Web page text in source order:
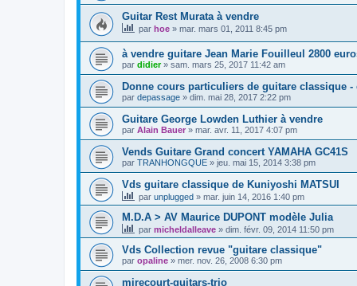
Guitar Rest Murata à vendre
par hoe » mar. mars 01, 2011 8:45 pm
à vendre guitare Jean Marie Fouilleul 2800
par didier» sam. mars 25, 2017 11:42 am
Donne cours particuliers de guitare classique -
par depassage » dim. mai 28, 2017 2:22 pm
Guitare George Lowden Luthier à vendre
par Alain Bauer » mar. avr. 11, 2017 4:07 pm
Vends Guitare Grand concert YAMAHA GC41S
par TRANHONGQUE » jeu. mai 15, 2014 3:38 pm
Vds guitare classique de Kuniyoshi MATSUI
par unplugged » mar. juin 14, 2016 1:40 pm
M.D.A > AV Maurice DUPONT modèle Julia
par micheldalleave » dim. févr. 09, 2014 11:50 pm
Vds Collection revue "guitare classique"
par opaline » mer. nov. 26, 2008 6:30 pm
mirecourt-guitars-trio